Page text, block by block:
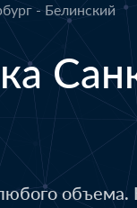
- Белинский